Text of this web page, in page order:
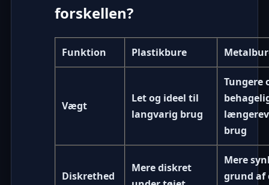
forskellen?
Funktion Plastikbure
Vægt
Let og ideel til
langvarig brug
Tungere
brug
Diskrethed
Mere diskret
Mere
grund af